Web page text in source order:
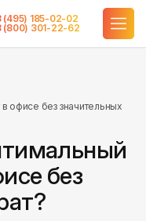
(495) 185-02-02
(800) 301-22-62
офисе без значительных
без